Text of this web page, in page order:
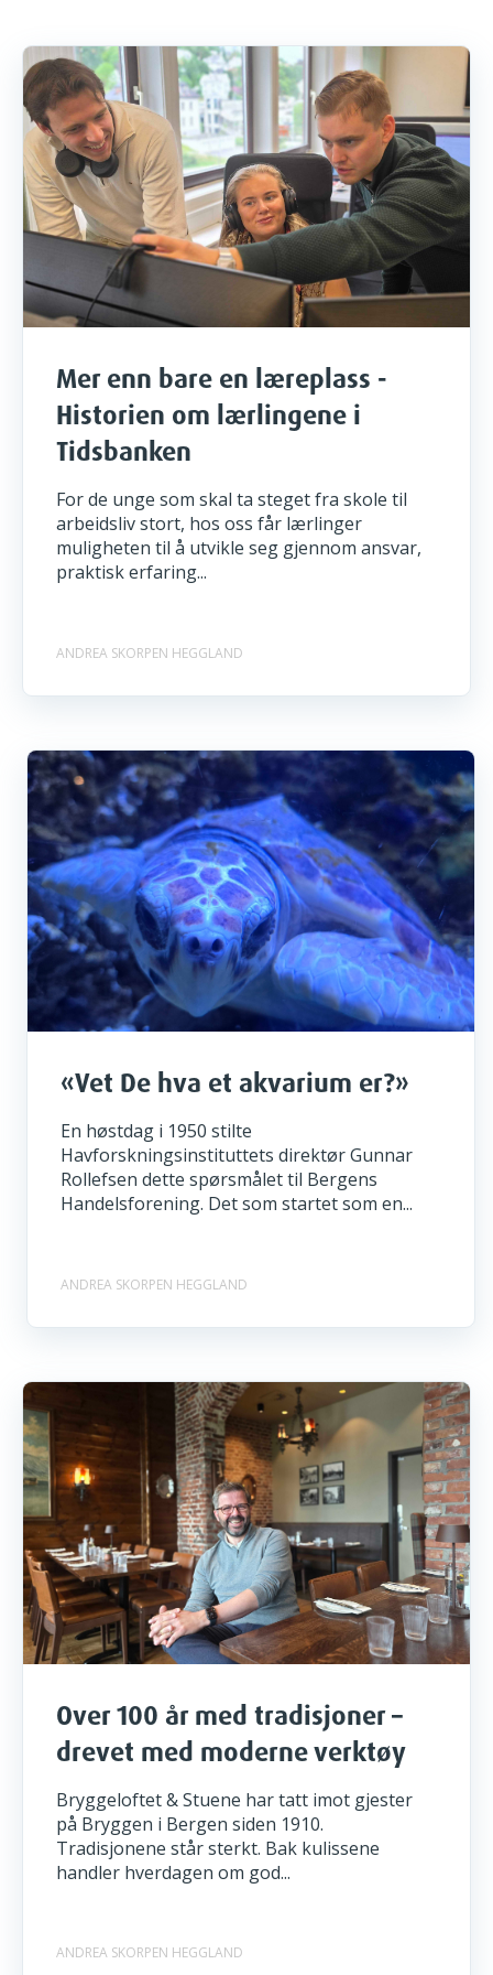
Mer enn bare en læreplass -
Historien om lærlingene i
Tidsbanken
For de unge som skal ta steget fra skole til
arbeidsliv stort, hos oss får lærlinger
muligheten til å utvikle seg gjennom ansvar,
praktisk erfaring...
ANDREA SKORPEN HEGGLAND
«Vet De hva et akvarium er?»
En høstdag i 1950 stilte
Havforskningsinstituttets direktør Gunnar
Rollefsen dette spørsmålet til Bergens
Handelsforening. Det som startet som en...
ANDREA SKORPEN HEGGLAND
Over 100 år med tradisjoner –
drevet med moderne verktøy
Bryggeloftet & Stuene har tatt imot gjester
på Bryggen i Bergen siden 1910.
Tradisjonene står sterkt. Bak kulissene
handler hverdagen om god...
ANDREA SKORPEN HEGGLAND